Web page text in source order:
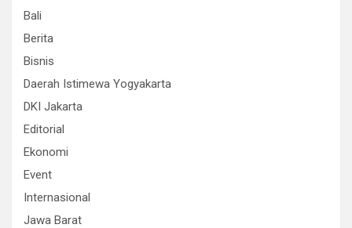
Bali
Berita
Bisnis
Daerah Istimewa Yogyakarta
DKI Jakarta
Editorial
Ekonomi
Event
Internasional
Jawa Barat